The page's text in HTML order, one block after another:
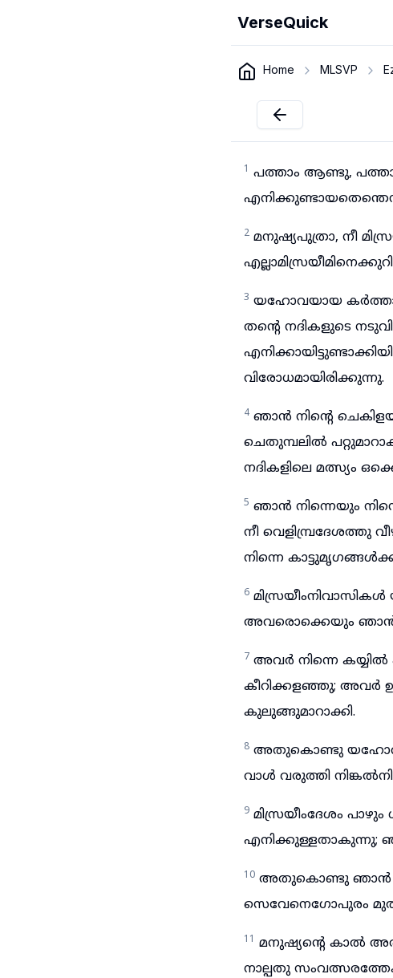
VerseQuick
Home MLSVP
1 പത്താം ആണ്ടു,
2 മനുഷ്യപുത്രാ, നീ
3 യഹോവയായ കർത്താവു
തന്റെ നദികളുടെ
വിരോധമായിരിക്കുന്നു.
4 ഞാൻ നിന്റെ
ചെതുമ്പലിൽ
നദികളിലെ മത്സ്യം
5 ഞാൻ നിന്നെയും
നീ
നിന്നെ
6
അവരൊക്കെയും
7 അവർ നിന്നെ
കീറിക്കളഞ്ഞു; അവർ
കുലുങ്ങുമാറാക്കി.
8 അതുകൊണ്ടു
വാൾ വരുത്തി
9 മിസ്രയീംദേശം
എനിക്കുള്ളതാകുന്നു;
10 അതുകൊണ്ടു ഞാൻ
സെവേനെഗോപുരം
11 മനുഷ്യന്റെ കാൽ
നാല്പതു